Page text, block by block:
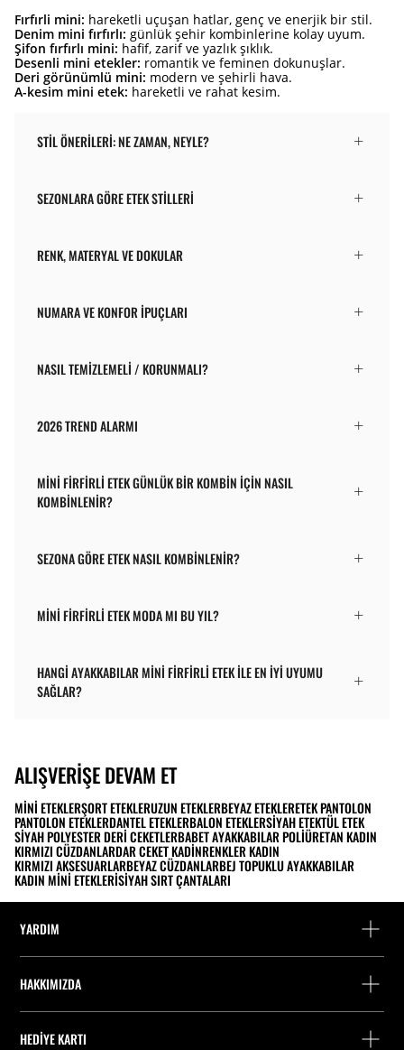
Fırfırli mini: hareketli uçuşan hatlar, genç ve enerjik bir stil.
Denim mini fırfırlı: günlük şehir kombinlerine kolay uyum.
Şifon fırfırlı mini: hafif, zarif ve yazlık şıklık.
Desenli mini etekler: romantik ve feminen dokunuşlar.
Deri görünümlü mini: modern ve şehirli hava.
A-kesim mini etek: hareketli ve rahat kesim.
STIL ÖNERILERI: NE ZAMAN, NEYLE?
SEZONLARA GÖRE ETEK STILLERI
RENK, MATERYAL VE DOKULAR
NUMARA VE KONFOR İPUÇLARI
NASIL TEMIZLEMELI / KORUNMALI?
2026 TREND ALARMI
MINI FIRFIRLI ETEK GÜNLÜK BIR KOMBIN IÇIN NASIL
KOMBINLENIR?
SEZONA GÖRE ETEK NASIL KOMBINLENIR?
MINI FIRFIRLI ETEK MODA MI BU YIL?
HANGI AYAKKABILAR MINI FIRFIRLI ETEK ILE EN IYI UYUMU
SAĞLAR?
ALIŞVERIŞE DEVAM ET
MINI ETEKLERŞORT ETEKLERUZUN ETEKLERBEYAZ ETEKLERETEK PANTOLON
PANTOLON ETEKLERDANTEL ETEKLERBALON ETEKLERSIYAH ETEKTÜL ETEK
SIYAH POLYESTER DERI CEKETLERBABET AYAKKABILAR POLIÜRETAN KADIN
KIRMIZI CÜZDANLARDAR CEKET KADINRENKLER KADIN
KIRMIZI AKSESUARLARBEYAZ CÜZDANLARBEJ TOPUKLU AYAKKABILAR
KADIN MINI ETEKLERISIYAH SIRT ÇANTALARI
YARDIM
Siparişi takip edin
HAKKIMIZDA
Stradivarius'ta Çalışmak
HEDIYE KARTI